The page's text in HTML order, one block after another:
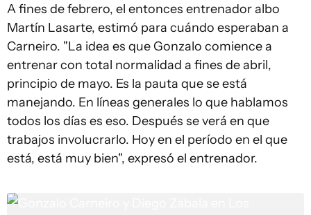
A fines de febrero, el entonces entrenador albo
Martín Lasarte, estimó para cuándo esperaban a
Carneiro. "La idea es que Gonzalo comience a
entrenar con total normalidad a fines de abril,
principio de mayo. Es la pauta que se está
manejando. En líneas generales lo que hablamos
todos los días es eso. Después se verá en que
trabajos involucrarlo. Hoy en el período en el que
está, está muy bien", expresó el entrenador.